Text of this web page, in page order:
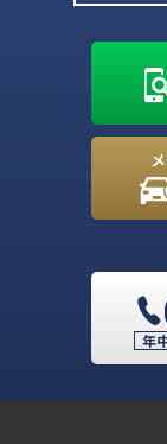
年